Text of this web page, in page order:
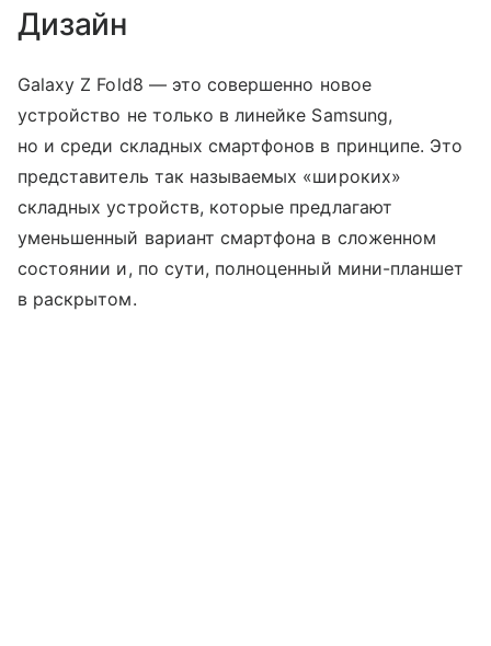
Дизайн
Galaxy Z Fold8 — это совершенно новое
устройство не только в линейке Samsung,
но и среди складных смартфонов в принципе. Это
представитель так называемых «широких»
складных устройств, которые предлагают
уменьшенный вариант смартфона в сложенном
состоянии и, по сути, полноценный мини-планшет
в раскрытом.